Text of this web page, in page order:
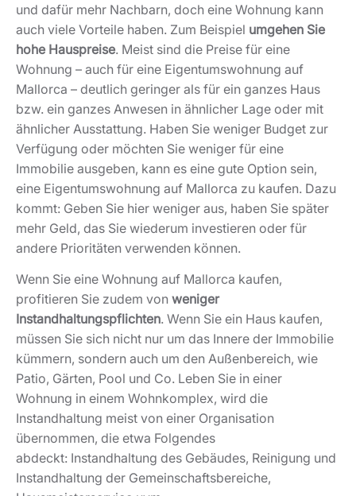
und dafür mehr Nachbarn, doch eine Wohnung kann
auch viele Vorteile haben. Zum Beispiel umgehen Sie
hohe Hauspreise. Meist sind die Preise für eine
Wohnung – auch für eine Eigentumswohnung auf
Mallorca – deutlich geringer als für ein ganzes Haus
bzw. ein ganzes Anwesen in ähnlicher Lage oder mit
ähnlicher Ausstattung. Haben Sie weniger Budget zur
Verfügung oder möchten Sie weniger für eine
Immobilie ausgeben, kann es eine gute Option sein,
eine Eigentumswohnung auf Mallorca zu kaufen. Dazu
kommt: Geben Sie hier weniger aus, haben Sie später
mehr Geld, das Sie wiederum investieren oder für
andere Prioritäten verwenden können.
Wenn Sie eine Wohnung auf Mallorca kaufen,
profitieren Sie zudem von weniger
Instandhaltungspflichten. Wenn Sie ein Haus kaufen,
müssen Sie sich nicht nur um das Innere der Immobilie
kümmern, sondern auch um den Außenbereich, wie
Patio, Gärten, Pool und Co. Leben Sie in einer
Wohnung in einem Wohnkomplex, wird die
Instandhaltung meist von einer Organisation
übernommen, die etwa Folgendes
abdeckt: Instandhaltung des Gebäudes, Reinigung und
Instandhaltung der Gemeinschaftsbereiche,